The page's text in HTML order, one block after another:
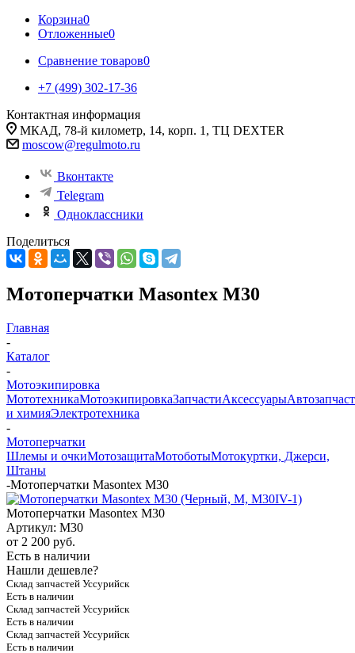
Корзина0
Отложенные0
Сравнение товаров0
+7 (499) 302-17-36
Контактная информация
МКАД, 78-й километр, 14, корп. 1, ТЦ DEXTER
moscow@regulmoto.ru
Вконтакте
Telegram
Одноклассники
Поделиться
Мотоперчатки Masontex M30
Главная
-
Каталог
-
Мотоэкипировка
МототехникаМотоэкипировкаЗапчастиАксессуары
и химияЭлектротехника
-
Мотоперчатки
Шлемы и очкиМотозащитаМотоботыМотокуртки, Джерси,
Штаны
-Мотоперчатки Masontex M30
Мотоперчатки Masontex M30
Артикул: M30
от 2 200 руб.
Есть в наличии
Нашли дешевле?
Склад запчастей Уссурийск
Есть в наличии
Склад запчастей Уссурийск
Есть в наличии
Склад запчастей Уссурийск
Есть в наличии